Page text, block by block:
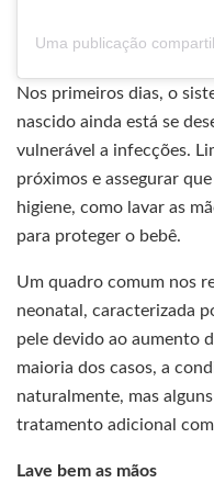
Nos primeiros dias, o
nascido ainda está se
vulnerável a infecções.
próximos e assegurar
higiene, como lavar as
para proteger o bebê.
Um quadro comum nos
neonatal, caracterizada
pele devido ao aumento
maioria dos casos, a
naturalmente, mas
tratamento adicional
Lave bem as mãos